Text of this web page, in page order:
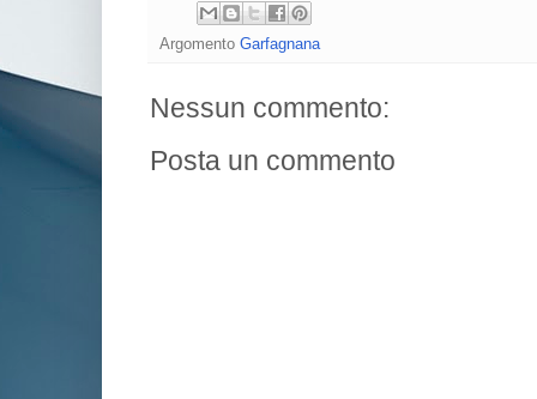
Argomento Garfagnana
Nessun commento:
Posta un commento